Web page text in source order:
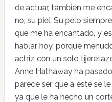
de actuar, también me
no, su piel. Su pelo
que me ha encantado, y
hablar hoy, porque
actriz con un solo
Anne Hathaway ha
parece ser que a este se
ya que le ha hecho un